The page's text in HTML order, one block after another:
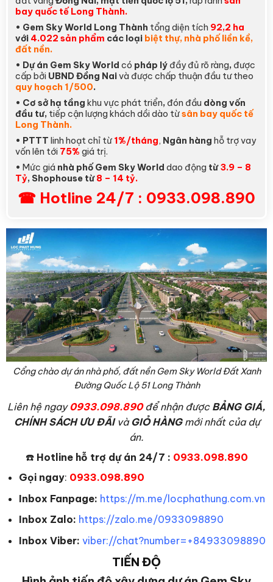
bay quốc tế Long Thành.
• Gem Sky World Long Thành tổng diện tích 92,2 ha
với 4.022 sản phẩm các loại biệt thự, nhà phố liền kề,
đất nền.
• Dự án Gem Sky World có pháp lý đầy đủ rõ ràng, được
cấp bởi UBND Đồng Naivà được chấp thuận đầu tư theo
quy hoạch 1/500.
• Cơ sở hạ tầng khu vực phát triển, đón đầu dòng vốn
đầu tư, tiếp cận lượng khách dồi dào từsân bay quốc tế
Long Thành.
• PTTT linh hoạt chỉ từ 1%/tháng, Ngân hàng hỗ trợ vay
vốn lên tới 75% giá trị.
• Mức giá nhà phố Gem Sky World dao động từ3.9 – 8
Tỷ, Shophouse từ8 – 14 tỷ.
☎ Hotline 24/7 : 0933.098.890
Cổng chào dự án nhà phố, đất nền Gem Sky World Đất Xanh
Đường Quốc Lộ 51 Long Thành
Liên hệ ngay 0933.098.890để nhận được BẢNG GIÁ,
CHÍNH SÁCH ƯU ĐÃIvàGIỎ HÀNGmới nhất của dự
án.
☎️Hotline hỗ trợ dự án 24/7 : 0933.098.890
Gọi ngay: 0933.098.890
Inbox Fanpage: https://m.me/locphathung.com.vn
Inbox Zalo: https://zalo.me/0933098890
Inbox Viber: viber://chat?number=+84933098890
TIẾN ĐỘ